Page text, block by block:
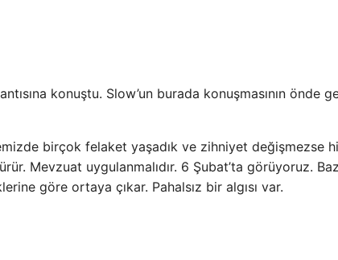
konuştu. Slow’un burada konuşmasının önde
birçok felaket yaşadık ve zihniyet değişmezse
Mevzuat uygulanmalıdır. 6 Şubat’ta görüyoruz.
göre ortaya çıkar. Pahalsız bir algısı var.